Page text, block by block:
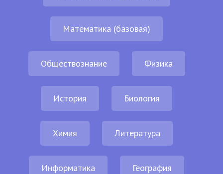
Математика (базовая)
Обществознание Физика
История Биология
Химия Литература
Информатика География